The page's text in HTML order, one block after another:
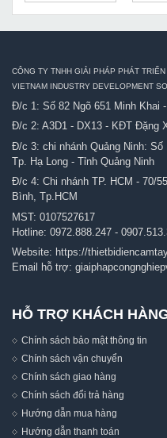
CÔNG TY TNHH GIẢI PHÁP PHÁT
VIETNAM INDUSTRY DEVELOPMENT
Đ/c 1: Số 82 Ngõ 651 Minh Khai
Đ/c 2: A3D1 - DX13 - KĐT Đặng
Đ/c 3: chi nhánh Quảng Ninh:
Tp. Hạ Long - Tỉnh Quảng Ninh
Đ/c 4: Chi nhánh TP. HCM - 70/
Bình, Tp.HCM
MST: 0107527617
Hotline: 0972.888.247 -
Website: https://
Email hỗ trợ:
HỖ TRỢ KHÁCH
Chính sách bảo mật thông tin
Chính sách vận chuyển
Chính sách giao hàng
Chính sách đổi trả hàng
Hướng dẫn mua hàng
Hướng dẫn thanh toán